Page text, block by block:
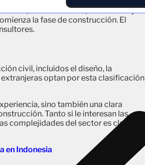
mantenimiento, demolición y
la fase de construcción. El
civil, incluidos el diseño, la
optan por esta clasificación
sino también una clara
Tanto si le interesan las
complejidades del sector es clave
en Indonesia